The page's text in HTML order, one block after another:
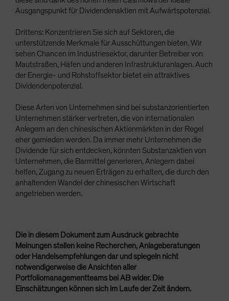
Ausgangspunkt für Dividendenaktien mit Aufwärtspotenzial.
Drittens: Konzentrieren Sie sich auf Sektoren, die
unterstützende Merkmale für Ausschüttungen bieten. Wir
sehen Chancen im Industriesektor, darunter Betreiber von
Mautstraßen, Häfen und anderen Infrastrukturanlagen. Auch
der Energie- und Rohstoffsektor bietet ein attraktives
Dividendenpotenzial.
Diese Arten von Unternehmen sind bei substanzorientierten
Unternehmen stärker vertreten, die von internationalen
Anlegern an den chinesischen Aktienmärkten in der Regel
eher gemieden werden. Da immer mehr Unternehmen die
Dividende für sich entdecken, könnten Substanzaktien von
Unternehmen, die Barmittel generieren, Anlegern dabei
helfen, Zugang zu neuen Erträgen zu erhalten, die durch den
anhaltenden Wandel der chinesischen Wirtschaft
angetrieben werden.
Die in diesem Dokument zum Ausdruck gebrachte
Meinungen stellen keine Recherchen, Anlageberatungen
oder Handelsempfehlungen dar und spiegeln nicht
notwendigerweise die Ansichten aller
Portfoliomanagementteams bei AB wider. Die
Einschätzungen können sich im Laufe der Zeit ändern.